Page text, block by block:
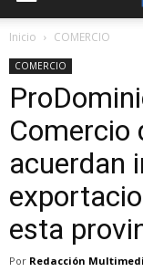
Inicio COMERCIO
COMERCIO
Comercio
acuerdan
esta
Por Redacción